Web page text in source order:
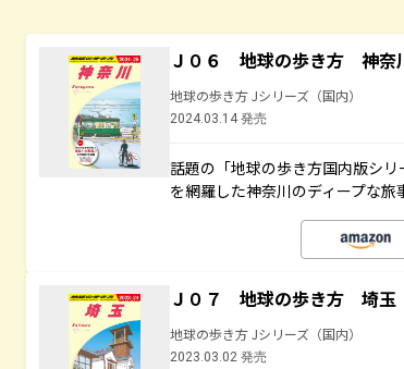
Ｊ０６ 地球の歩き方 神奈
地球の歩き方 Jシリーズ（国内）
2024.03.14 発売
話題の「地球の歩き方国内版シ
を網羅した神奈川のディープな旅
Ｊ０７ 地球の歩き方 埼玉
地球の歩き方 Jシリーズ（国内）
2023.03.02 発売